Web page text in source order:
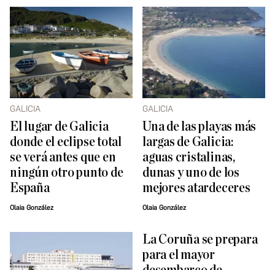
GALICIA
El lugar de Galicia
donde el eclipse total
se verá antes que en
ningún otro punto de
España
Olaia González
GALICIA
Una de las playas más
largas de Galicia:
aguas cristalinas,
dunas y uno de los
mejores atardeceres
Olaia González
La Coruña se prepara
para el mayor